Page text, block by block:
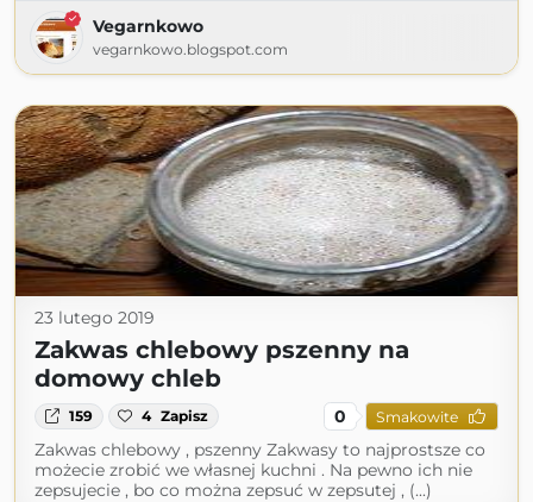
Vegarnkowo
vegarnkowo.blogspot.com
23 lutego 2019
Zakwas chlebowy pszenny na
domowy chleb
159 4 Zapisz 0 Smakowite
Zakwas chlebowy , pszenny Zakwasy to najprostsze co
możecie zrobić we własnej kuchni . Na pewno ich nie
zepsujecie , bo co można zepsuć w zepsutej , (...)